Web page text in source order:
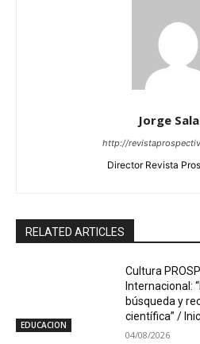
Jorge
http://
Director Revista
RELATED ARTICLES
EDUCACION
Cultura
Internacional:
búsqueda y
científica” /
04/08/2026